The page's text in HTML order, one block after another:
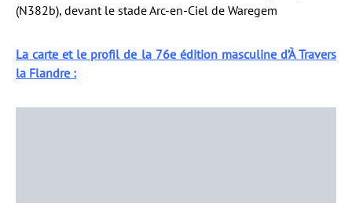
(N382b), devant le stade Arc-en-Ciel de Waregem
La carte et le profil de la 76e édition masculine d’À Travers
la Flandre :